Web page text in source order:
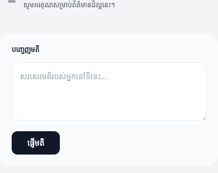
សូមអរគុណសម្រាប់ព័ត៌មានដ៏ល្អនេះ។
បញ្ចេញមតិ
ផ្ញើមតិ